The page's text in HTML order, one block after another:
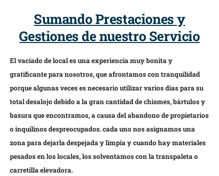
Sumando Prestaciones y
Gestiones de nuestro Servicio
El vaciado de local es una experiencia muy bonita y
gratificante para nosotros, que afrontamos con tranquilidad
porque algunas veces es necesario utilizar varios días para su
total desalojo debido a la gran cantidad de chismes, bártulos y
basura que encontramos, a causa del abandono de propietarios
o inquilinos despreocupados. cada uno nos asignamos una
zona para dejarla despejada y limpia y cuando hay materiales
pesados en los locales, los solventamos con la transpaleta o
carretilla elevadora.